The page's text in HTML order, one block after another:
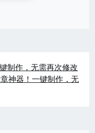
制作，无需再次修改
神器！一键制作，无